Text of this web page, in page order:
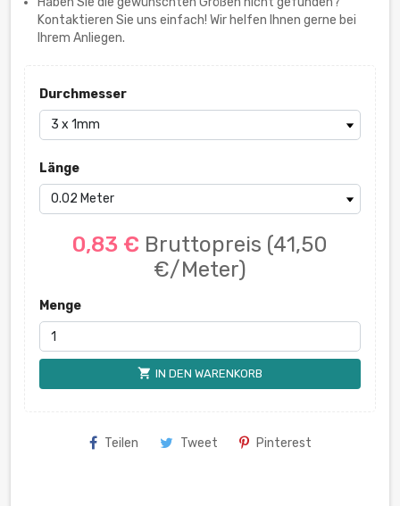
Kontaktieren Sie uns einfach! Wir helfen Ihnen gerne bei
Ihrem Anliegen.
Durchmesser
Länge
0,83 € Bruttopreis (41,50
€/Meter)
Menge
shopping_cart IN DEN WARENKORB
Teilen Tweet Pinterest